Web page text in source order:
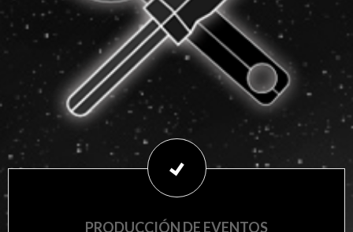
PRODUCCIÓN DE EVENTOS